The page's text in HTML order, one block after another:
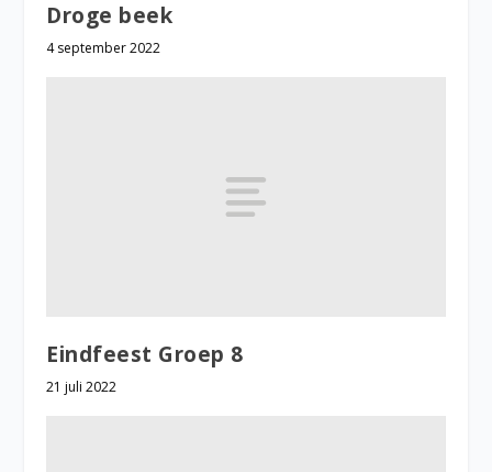
Droge beek
4 september 2022
Eindfeest Groep 8
21 juli 2022